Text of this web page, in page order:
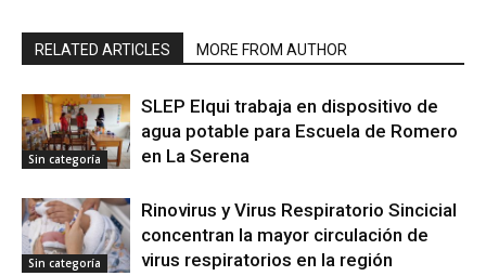
RELATED ARTICLES MORE FROM AUTHOR
Sin categoría
SLEP Elqui trabaja en dispositivo de
agua potable para Escuela de Romero
en La Serena
Sin categoría
Rinovirus y Virus Respiratorio Sincicial
concentran la mayor circulación de
virus respiratorios en la región